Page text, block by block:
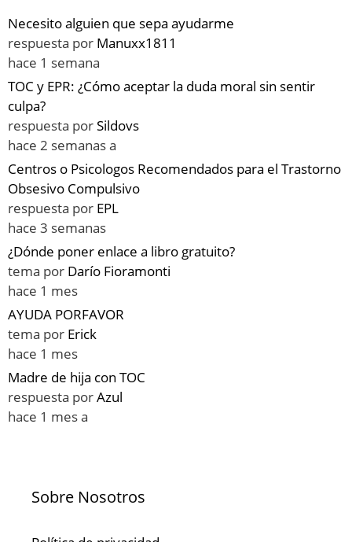
Necesito alguien que sepa ayudarme
respuesta por Manuxx1811
hace 1 semana
TOC y EPR: ¿Cómo aceptar la duda moral sin sentir
culpa?
respuesta porSildovs
hace 2 semanas a
Centros o Psicologos Recomendados para el Trastorno
Obsesivo Compulsivo
respuesta por EPL
hace 3 semanas
¿Dónde poner enlace a libro gratuito?
tema por Darío Fioramonti
hace 1 mes
AYUDA PORFAVOR
tema por Erick
hace 1 mes
Madre de hija con TOC
respuesta porAzul
hace 1 mes a
Sobre Nosotros